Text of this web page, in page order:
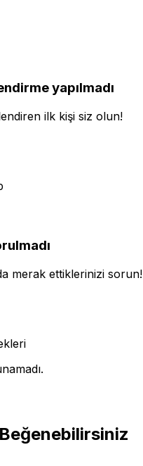
yapılmadı
ilk kişi siz olun!
merak ettiklerinizi sorun!